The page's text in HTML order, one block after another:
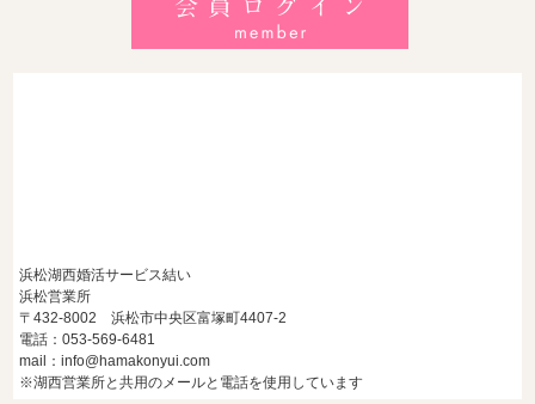
【浜松】アラフォー男性が婚活で無双する3つの戦略！30代
後半・40代からの大人の成婚術
浜松湖西婚活サービス結い
浜松営業所
〒432-8002 浜松市中央区富塚町4407-2
電話：053-569-6481
mail：info@hamakonyui.com
※湖西営業所と共用のメールと電話を使用しています